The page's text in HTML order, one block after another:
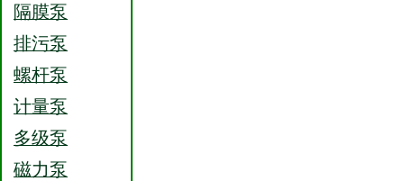
隔膜泵
排污泵
螺杆泵
计量泵
多级泵
磁力泵